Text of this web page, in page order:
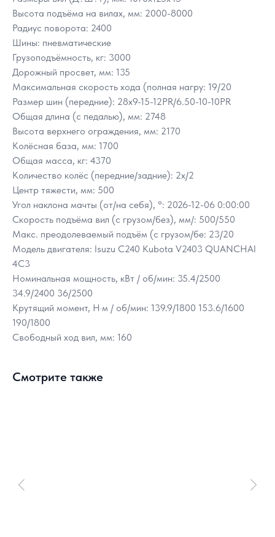
Высота подъёма на вилах, мм: 2000-8000
Радиус поворота: 2400
Шины: пневматические
Грузоподъёмность, кг: 3000
Дорожный просвет, мм: 135
Максимальная скорость хода (полная нагру: 19/20
Размер шин (передние): 28х9-15-12PR/6.50-10-10PR
Общая длина (с педалью), мм: 2748
Высота верхнего ограждения, мм: 2170
Колёсная база, мм: 1700
Общая масса, кг: 4370
Количество колёс (передние/задние): 2х/2
Центр тяжести, мм: 500
Угол наклона мачты (от/на себя), °: 2026-12-06 0:00:00
Скорость подъёма вил (с грузом/без), мм/: 500/550
Макс. преодолеваемый подъём (с грузом/бе: 23/20
Модель двигателя: Isuzu C240 Kubota V2403 QUANCHAI
4C3
Номинальная мощность, кВт / об/мин: 35.4/2500
34.9/2400 36/2500
Крутящий момент, Н·м / об/мин: 139.9/1800 153.6/1600
190/1800
Свободный ход вил, мм: 160
Смотрите также